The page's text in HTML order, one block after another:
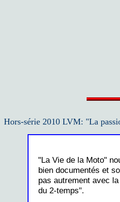
Hors-série 2010 LVM: "La
"La Vie de la Moto"
bien documentés et
pas autrement avec
du 2-temps".